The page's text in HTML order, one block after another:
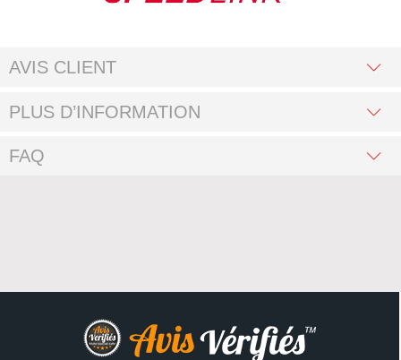
AVIS CLIENT
PLUS D’INFORMATION
FAQ